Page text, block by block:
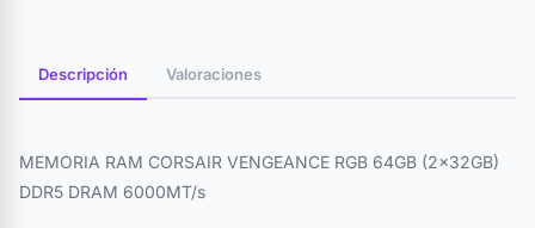
Descripción Valoraciones
MEMORIA RAM CORSAIR VENGEANCE RGB 64GB (2x32GB)
DDR5 DRAM 6000MT/s